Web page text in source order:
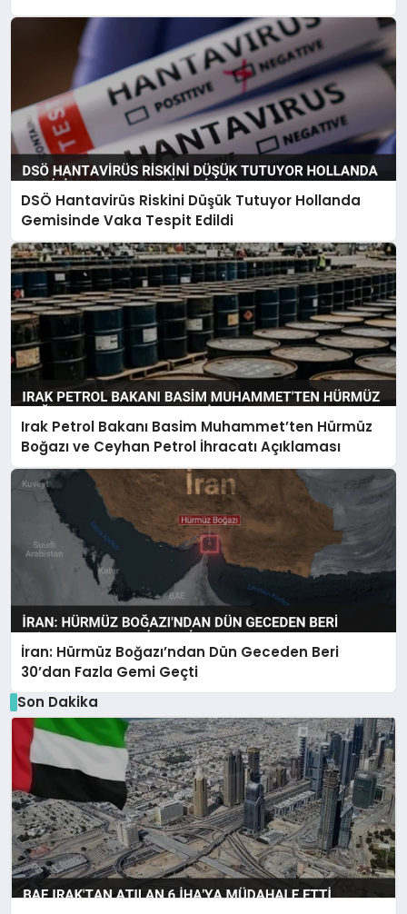
DSÖ Hantavirüs Riskini Düşük Tutuyor Hollanda
Gemisinde Vaka Tespit Edildi
Irak Petrol Bakanı Basim Muhammet’ten Hürmüz
Boğazı ve Ceyhan Petrol İhracatı Açıklaması
İran: Hürmüz Boğazı’ndan Dün Geceden Beri
30’dan Fazla Gemi Geçti
Son Dakika